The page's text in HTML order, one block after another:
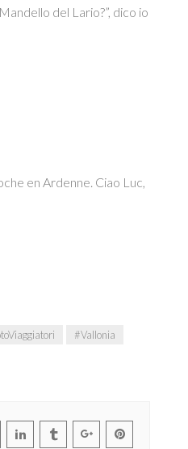
del Lario?”, dico io
en Ardenne. Ciao Luc,
#Vallonia